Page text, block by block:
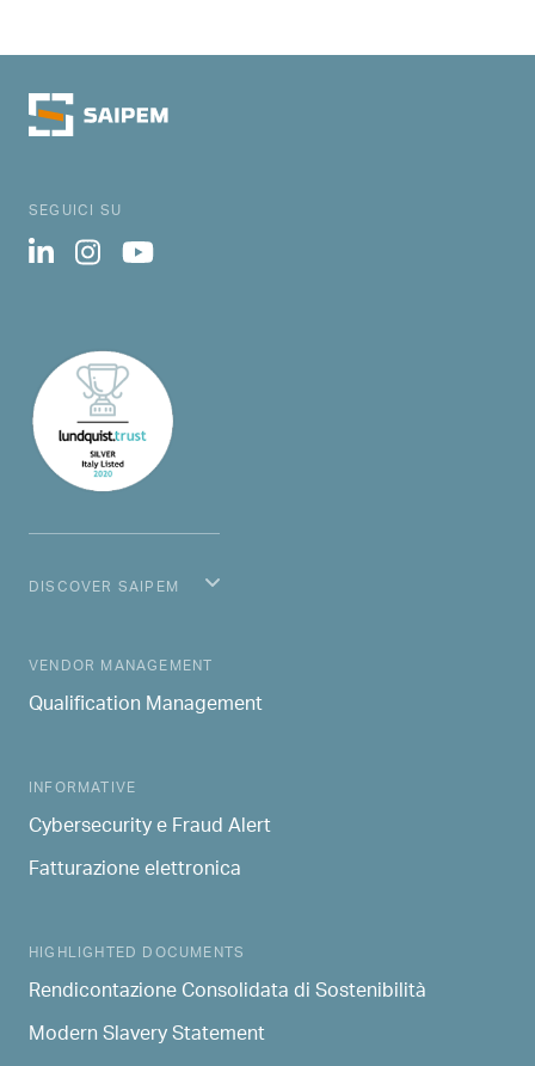
SEGUICI SU
DISCOVER SAIPEM
MAIN NAVIGATION
VENDOR MANAGEMENT
Qualification Management
INFORMATIVE
Cybersecurity e Fraud Alert
Fatturazione elettronica
HIGHLIGHTED DOCUMENTS
Rendicontazione Consolidata di Sostenibilità
Modern Slavery Statement